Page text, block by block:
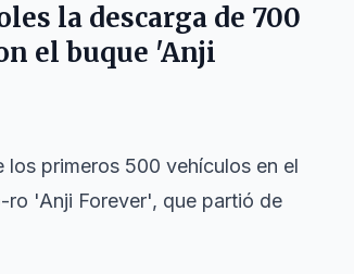
la descarga de 700
el buque 'Anji
los primeros 500 vehículos en el
ro 'Anji Forever', que partió de